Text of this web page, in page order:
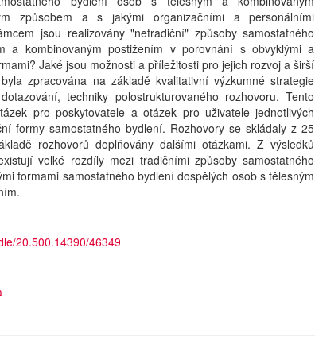
způsobem a s jakými organizačními a personálními
jsou realizovány "netradiční" způsoby samostatného
a kombinovaným postižením v porovnání s obvyklými a
Jaké jsou možnosti a příležitosti pro jejich rozvoj a širší
zpracována na základě kvalitativní výzkumné strategie
techniky polostrukturovaného rozhovoru. Tento
pro poskytovatele a otázek pro uživatele jednotlivých
formy samostatného bydlení. Rozhovory se skládaly z 25
rozhovorů doplňovány dalšími otázkami. Z výsledků
velké rozdíly mezi tradičními způsoby samostatného
formami samostatného bydlení dospělých osob s tělesným
20.500.14390/46349